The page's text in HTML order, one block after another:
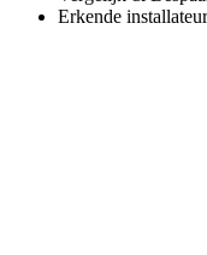
Erkende